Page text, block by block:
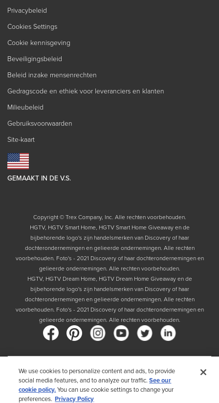
Privacybeleid
Cookies Settings
Cookie kennisgeving
Beveiligingsbeleid
Beleid inzake mensenrechten
Gedragscode en ethiek voor leveranciers en klanten
Milieubeleid
Gebruiksvoorwaarden
Site-kaart
GEMAAKT IN DE V.S.
Copyright © Trex Company, Inc. Alle rechten voorbehouden.
HGTV, HGTV Smart Home, HGTV Smart Home Giveaway en de
bijbehorende logo's zijn handelsmerken van Discovery of haar
dochterondernemingen en gelieerde ondernemingen. Alle rechten
voorbehouden. Foto's - 2021 Discovery of haar dochterondernemingen en
gelieerde ondernemingen. Alle rechten voorbehouden.
HGTV, HGTV Dream Home, HGTV Dream Home Giveaway en de
bijbehorende logo's zijn handelsmerken van Discovery of haar
dochterondernemingen en gelieerde ondernemingen. Alle rechten
voorbehouden. Foto's - 2021 Discovery of haar dochterondernemingen en
gelieerde ondernemingen. Alle rechten voorbehouden.
Door uw land te kiezen, bevestigt u dat u het Privacybeleid van Trex hebt
We use cookies to personalize content and ads, to provide
social media features, and to analyze our traffic.See our
cookie policy.You can use cookie settings to change your
preferences. Privacy Policy